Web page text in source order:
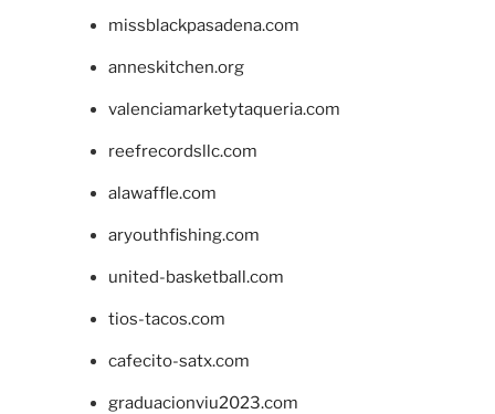
missblackpasadena.com
anneskitchen.org
valenciamarketytaqueria.com
reefrecordsllc.com
alawaffle.com
aryouthfishing.com
united-basketball.com
tios-tacos.com
cafecito-satx.com
graduacionviu2023.com